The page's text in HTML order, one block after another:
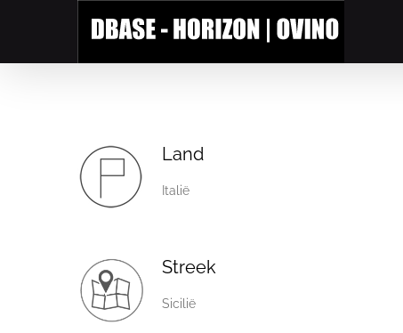
Land
Italië
Streek
Sicilië